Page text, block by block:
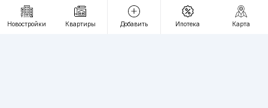
Новостройки Квартиры Добавить Ипотека Карта
О проекте
Проект компании Webnow ©